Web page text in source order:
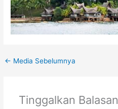
← Media Sebelumnya
Tinggalkan Balasan